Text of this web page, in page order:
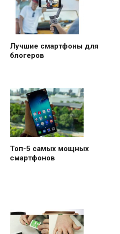
Лучшие смартфоны для
блогеров
Топ-5 самых мощных
смартфонов